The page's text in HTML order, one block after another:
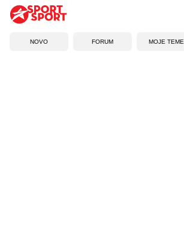
NOVO FORUM MOJE TEME